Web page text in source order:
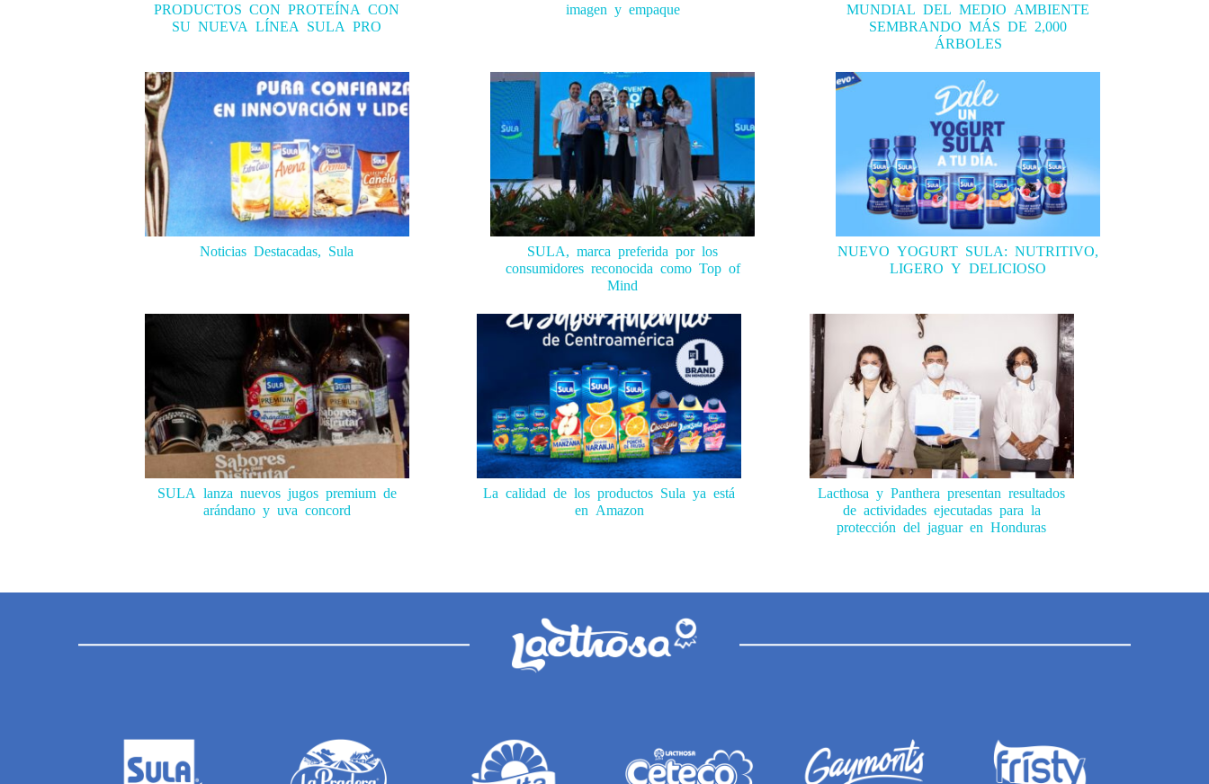
PRODUCTOS CON PROTEÍNA CON
SU NUEVA LÍNEA SULA PRO
imagen y empaque
MUNDIAL DEL MEDIO AMBIENTE
SEMBRANDO MÁS DE 2,000
ÁRBOLES
Noticias Destacadas, Sula
SULA, marca preferida por los
consumidores reconocida como Top of
Mind
NUEVO YOGURT SULA: NUTRITIVO,
LIGERO Y DELICIOSO
SULA lanza nuevos jugos premium de
arándano y uva concord
La calidad de los productos Sula ya está
en Amazon
Lacthosa y Panthera presentan resultados
de actividades ejecutadas para la
protección del jaguar en Honduras